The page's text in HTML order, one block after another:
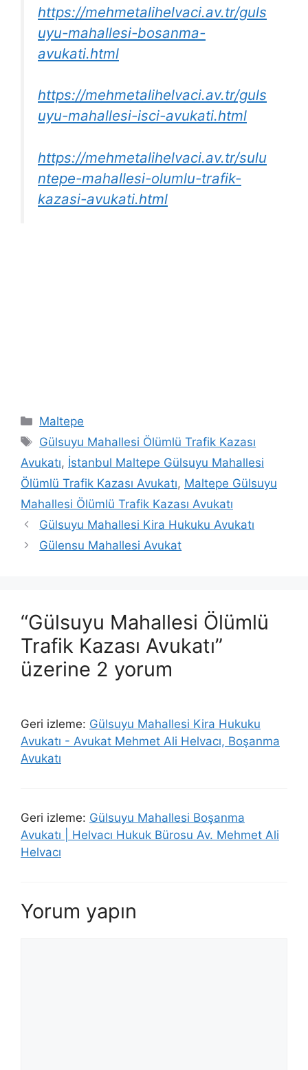
https://mehmetalihelvaci.av.tr/guls
uyu-mahallesi-bosanma-
avukati.html
https://mehmetalihelvaci.av.tr/guls
uyu-mahallesi-isci-avukati.html
https://mehmetalihelvaci.av.tr/sulu
ntepe-mahallesi-olumlu-trafik-
kazasi-avukati.html
Kategoriler
Maltepe
Etiketler
Gülsuyu Mahallesi Ölümlü Trafik Kazası
Avukatı, İstanbul Maltepe Gülsuyu Mahallesi
Ölümlü Trafik Kazası Avukatı, Maltepe Gülsuyu
Mahallesi Ölümlü Trafik Kazası Avukatı
Gülsuyu Mahallesi Kira Hukuku Avukatı
Gülensu Mahallesi Avukat
“Gülsuyu Mahallesi Ölümlü
Trafik Kazası Avukatı”
üzerine 2 yorum
Geri izleme: Gülsuyu Mahallesi Kira Hukuku
Avukatı - Avukat Mehmet Ali Helvacı, Boşanma
Avukatı
Geri izleme: Gülsuyu Mahallesi Boşanma
Avukatı | Helvacı Hukuk Bürosu Av. Mehmet Ali
Helvacı
Yorum yapın